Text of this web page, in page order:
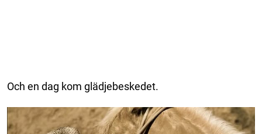
Och en dag kom glädjebeskedet.